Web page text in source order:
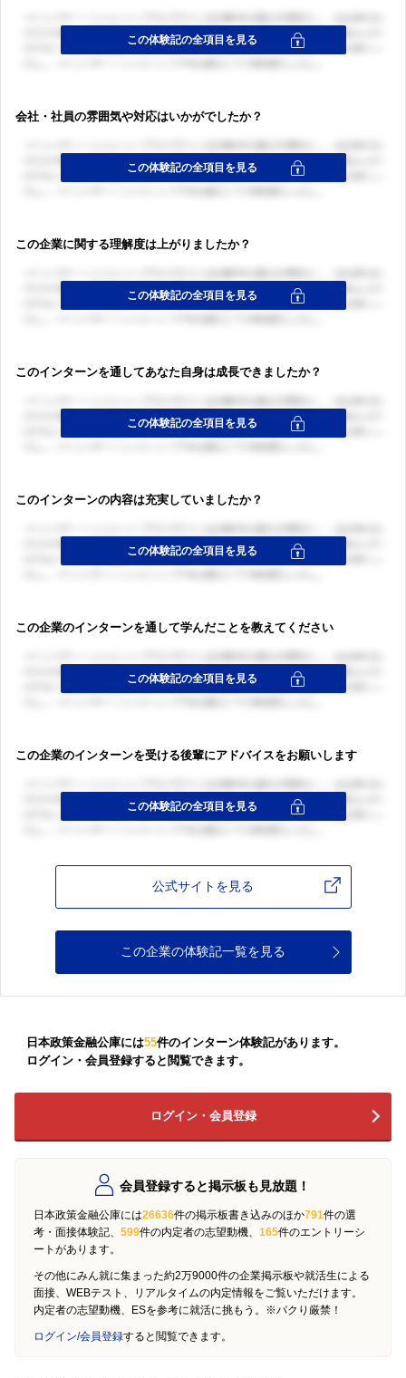
会社・社員の雰囲気や対応はいかがでしたか？
この企業に関する理解度は上がりましたか？
このインターンを通してあなた自身は成長できましたか？
このインターンの内容は充実していましたか？
この企業のインターンを通して学んだことを教えてください
この企業のインターンを受ける後輩にアドバイスをお願いします
公式サイトを見る
この企業の体験記一覧を見る
日本政策金融公庫には55件のインターン体験記があります。
ログイン・会員登録すると閲覧できます。
ログイン・会員登録
会員登録すると掲示板も見放題！
日本政策金融公庫には26636件の掲示板書き込みのほか791件の選
考・面接体験記、 599件の内定者の志望動機、 165件のエントリーシ
ートがあります。
その他にみん就に集まった約2万9000件の企業掲示板や就活生による
面接、WEBテスト、リアルタイムの内定情報をご覧いただけます。
内定者の志望動機、ESを参考に就活に挑もう。※パクり厳禁！
ログイン/会員登録すると閲覧できます。
ログイン・会員登録